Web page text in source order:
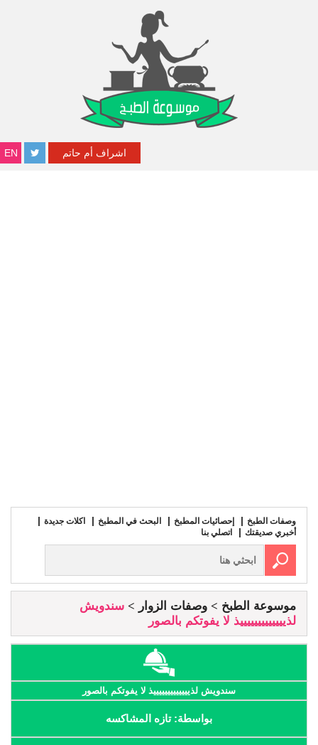
EN اشراف أم حاتم
وصفات الطبخ إحصائيات المطبخ البحث في المطبخ
اكلات جديدة
أخبري صديقتك
اتصلي بنا
موسوعة الطبخ وصفات الزوار
سندويش
لذيييييييييييييذ لا يفوتكم بالصور
سندويش لذيييييييييييييذ لا يفوتكم بالصور
بواسطة: تازه المشاكسه